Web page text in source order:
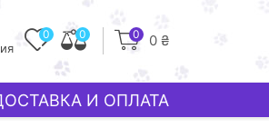
0 0 0 0 ₴
И ОПЛАТА